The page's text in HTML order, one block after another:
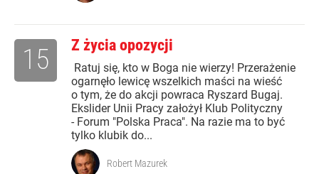
Z życia opozycji
Ratuj się, kto w Boga nie wierzy! Przerażenie
ogarnęło lewicę wszelkich maści na wieść
o tym, że do akcji powraca Ryszard Bugaj.
Ekslider Unii Pracy założył Klub Polityczny
- Forum "Polska Praca". Na razie ma to być
tylko klubik do...
15
Robert Mazurek